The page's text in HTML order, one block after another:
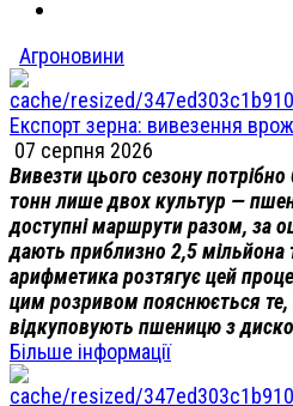
Агроновини
Експорт зерна: вивезення
07 серпня 2026
Вивезти цього сезону
тонн лише двох культур —
доступні маршрути разом, за
дають приблизно 2,5 мільйона
арифметика розтягує цей
цим розривом пояснюється
відкуповують пшеницю з
Більше інформації